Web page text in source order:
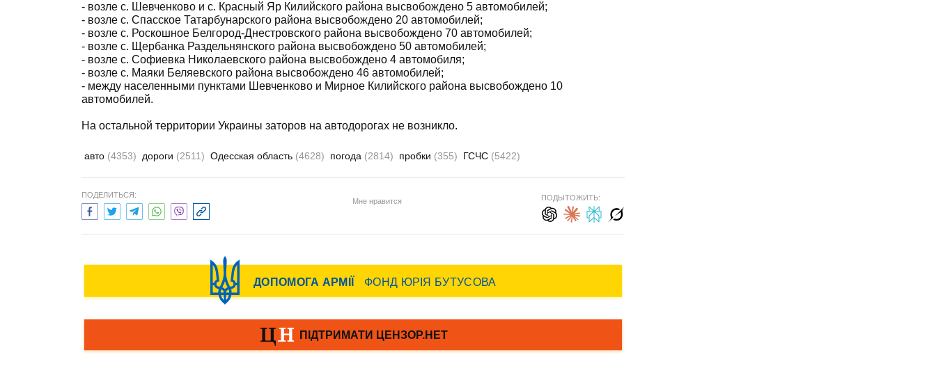
- возле с. Шевченково и с. Красный Яр Килийского района высвобождено 5 автомобилей;
- возле с. Спасское Татарбунарского района высвобождено 20 автомобилей;
- возле с. Роскошное Белгород-Днестровского района высвобождено 70 автомобилей;
- возле с. Щербанка Раздельнянского района высвобождено 50 автомобилей;
- возле с. Софиевка Николаевского района высвобождено 4 автомобиля;
- возле с. Маяки Беляевского района высвобождено 46 автомобилей;
- между населенными пунктами Шевченково и Мирное Килийского района высвобождено 10
автомобилей.
На остальной территории Украины заторов на автодорогах не возникло.
авто (4353) дороги (2511) Одесская область (4628) погода (2814) пробки (355) ГСЧС (5422)
ПОДЕЛИТЬСЯ:
Мне нравится ПОДЫТОЖИТЬ: